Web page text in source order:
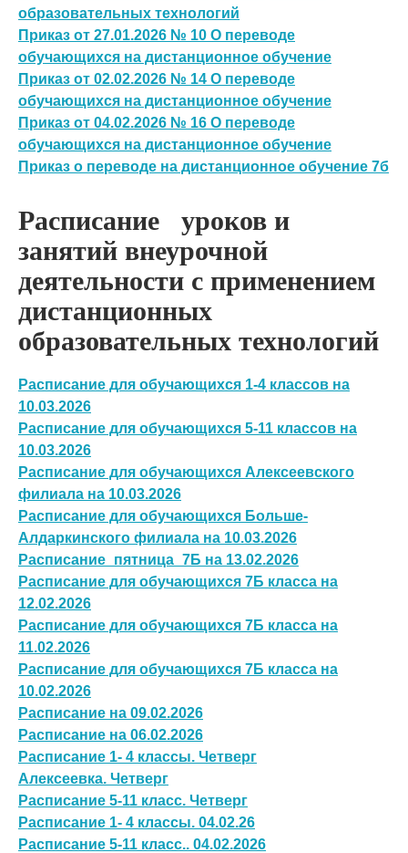
образовательных технологий
Приказ от 27.01.2026 № 10 О переводе
обучающихся на дистанционное обучение
Приказ от 02.02.2026 № 14 О переводе
обучающихся на дистанционное обучение
Приказ от 04.02.2026 № 16 О переводе
обучающихся на дистанционное обучение
Приказ о переводе на дистанционное обучение 7б
Расписание уроков и
занятий внеурочной
деятельности с применением
дистанционных
образовательных технологий
Расписание для обучающихся 1-4 классов на
10.03.2026
Расписание для обучающихся 5-11 классов на
10.03.2026
Расписание для обучающихся Алексеевского
филиала на 10.03.2026
Расписание для обучающихся Больше-
Алдаркинского филиала на 10.03.2026
Расписание_пятница_7Б на 13.02.2026
Расписание для обучающихся 7Б класса на
12.02.2026
Расписание для обучающихся 7Б класса на
11.02.2026
Расписание для обучающихся 7Б класса на
10.02.2026
Расписание на 09.02.2026
Расписание на 06.02.2026
Расписание 1- 4 классы. Четверг
Алексеевка. Четверг
Расписание 5-11 класс. Четверг
Расписание 1- 4 классы. 04.02.26
Расписание 5-11 класс.. 04.02.2026